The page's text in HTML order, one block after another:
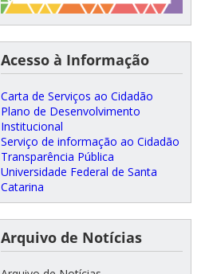
Acesso à Informação
Carta de Serviços ao Cidadão
Plano de Desenvolvimento
Institucional
Serviço de informação ao Cidadão
Transparência Pública
Universidade Federal de Santa
Catarina
Arquivo de Notícias